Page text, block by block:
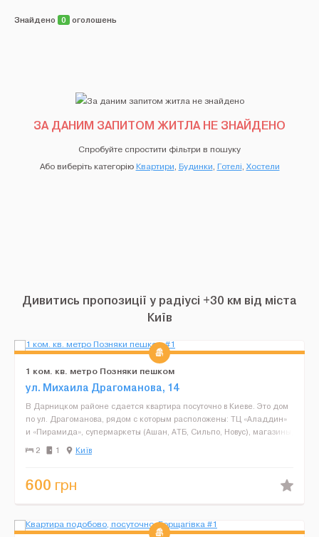
Знайдено 0 оголошень
ЗА ДАНИМ ЗАПИТОМ ЖИТЛА НЕ ЗНАЙДЕНО
Спробуйте спростити фільтри в пошуку
Або виберіть категоріюКвартири, Будинки, Готелі, Хостели
Дивитись пропозиції у радіусі +30 км від міста
Київ
1 ком. кв. метро Позняки пешком
ул. Михаила Драгоманова, 14
В Дарницком районе сдается квартира посуточно в Киеве. Это дом
по ул. Драгоманова, рядом с которым расположены: ТЦ «Аладдин»
и «Пирамида», супермаркеты (Ашан, АТБ, Сильпо, Новус), магазины,
кафе, остановки,...
2 1 Київ
600 грн